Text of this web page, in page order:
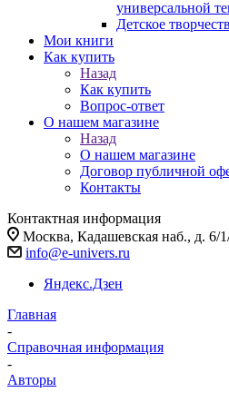
универсальной
Детское
Мои книги
Как купить
Назад
Как купить
Вопрос-ответ
О нашем магазине
Назад
О нашем магазине
Договор публичной
Контакты
Контактная информация
Москва, Кадашевская наб., д. 6/
info@e-univers.ru
Яндекс.Дзен
Главная
-
Справочная информация
-
Авторы